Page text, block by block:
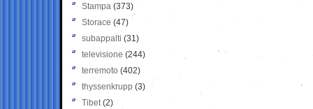
Stampa (373)
Storace (47)
subappalti (31)
televisione(244)
terremoto (402)
thyssenkrupp (3)
Tibet(2)